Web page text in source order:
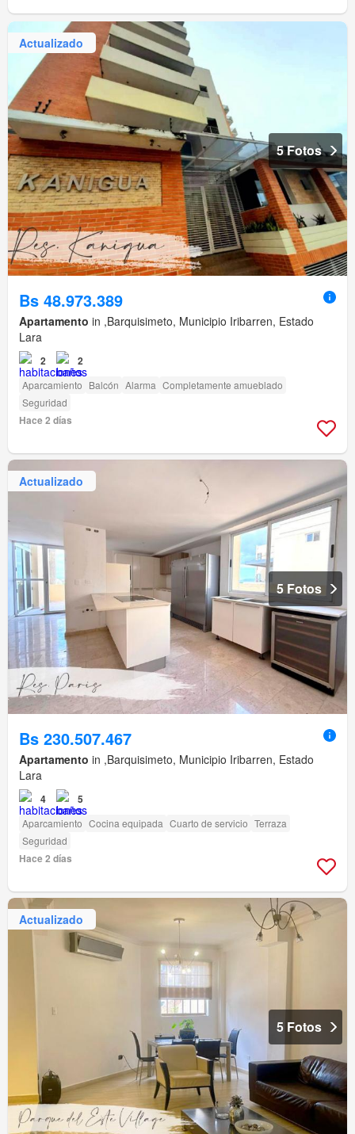
Actualizado
5 Fotos
Bs 48.973.389
Apartamento in ,Barquisimeto, Municipio Iribarren, Estado
Lara
2 2
Aparcamiento Balcón Alarma Completamente amueblado
Seguridad
Hace 2 días
Actualizado
5 Fotos
Bs 230.507.467
Apartamento in ,Barquisimeto, Municipio Iribarren, Estado
Lara
4 5
Aparcamiento Cocina equipada Cuarto de servicio Terraza
Seguridad
Hace 2 días
Actualizado
5 Fotos